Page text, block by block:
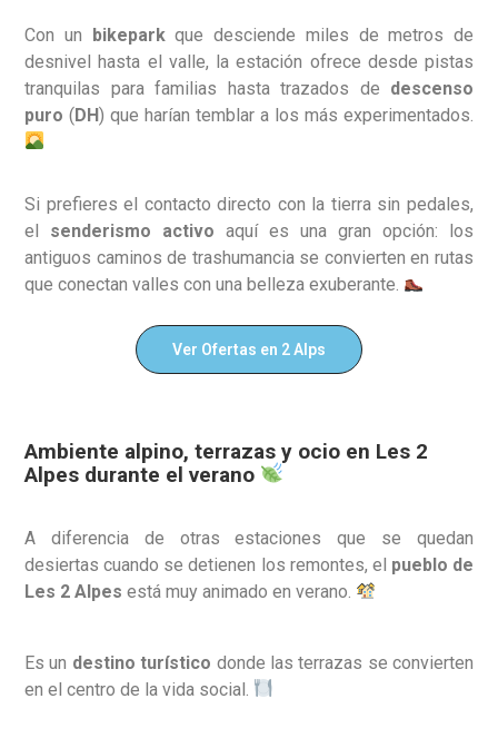
Con un bikeparkque desciende miles de metros de
desnivel hasta el valle, la estación ofrece desde pistas
tranquilas para familias hasta trazados de descenso
puro (DH) que harían temblar a los más experimentados.
Si prefieres el contacto directo con la tierra sin pedales,
el senderismo activo aquí es una gran opción: los
antiguos caminos de trashumancia se convierten en rutas
que conectan valles con una belleza exuberante.
Ver Ofertas en 2 Alps
Ambiente alpino, terrazas y ocio en Les 2
Alpes durante el verano
A diferencia de otras estaciones que se quedan
desiertas cuando se detienen los remontes, el pueblo de
Les 2 Alpes está muy animado en verano.
Es un destino turístico donde las terrazas se convierten
en el centro de la vida social.